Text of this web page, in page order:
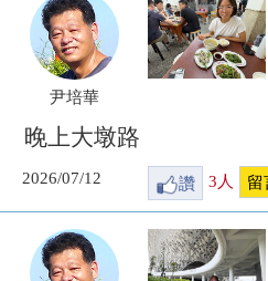
尹培華
晚上大墩路
2026/07/12 讚 3 人 留